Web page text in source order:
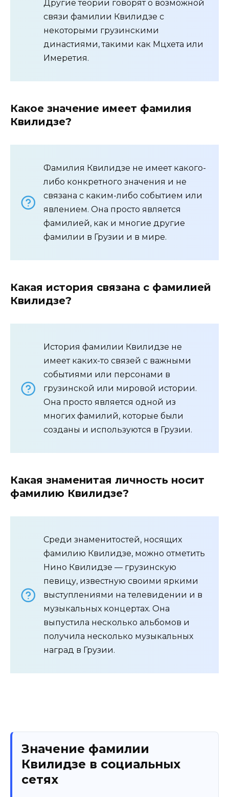
Другие теории говорят о возможной
связи фамилии Квилидзе с
некоторыми грузинскими
династиями, такими как Мцхета или
Имеретия.
Какое значение имеет фамилия
Квилидзе?
Фамилия Квилидзе не имеет какого-
либо конкретного значения и не
связана с каким-либо событием или
явлением. Она просто является
фамилией, как и многие другие
фамилии в Грузии и в мире.
Какая история связана с фамилией
Квилидзе?
История фамилии Квилидзе не
имеет каких-то связей с важными
событиями или персонами в
грузинской или мировой истории.
Она просто является одной из
многих фамилий, которые были
созданы и используются в Грузии.
Какая знаменитая личность носит
фамилию Квилидзе?
Среди знаменитостей, носящих
фамилию Квилидзе, можно отметить
Нино Квилидзе — грузинскую
певицу, известную своими яркими
выступлениями на телевидении и в
музыкальных концертах. Она
выпустила несколько альбомов и
получила несколько музыкальных
наград в Грузии.
Значение фамилии
Квилидзе в социальных
сетях